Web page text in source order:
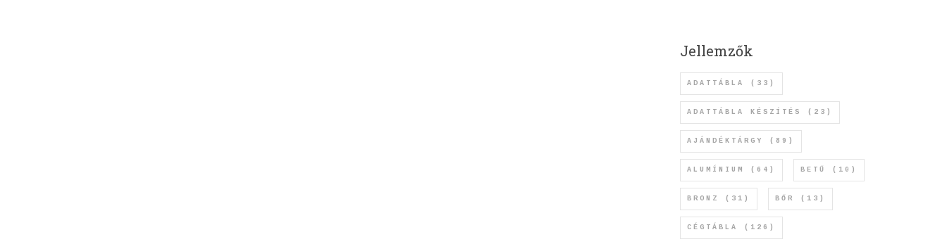
Jellemzők
ADATTÁBLA (33)
ADATTÁBLA KÉSZÍTÉS (23)
AJÁNDÉKTÁRGY (89)
ALUMÍNIUM (64) BETŰ (10)
BRONZ (31) BŐR (13)
CÉGTÁBLA (126)